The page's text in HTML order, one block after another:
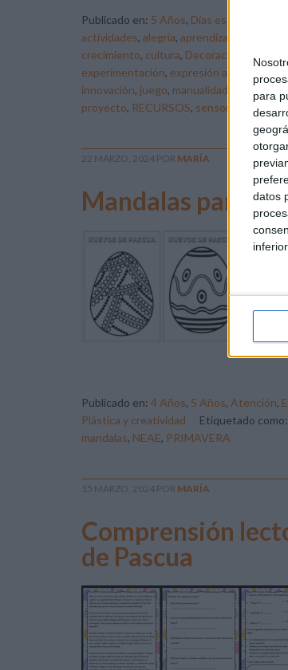
para
datos
Publicado en: 5 Años, Días especiales
actividades, alegría, aprendizaje
crecimiento, cultura, Decoración
experimentación, expresión artística
innovación, juego, manualidades memoria
proyecto, RECURSOS, sensorial
22 MARZO, 2024 POR MARÍA
Mandalas para
Publicado en: 4 Años, 5 Años, Atención,
Plástica y creatividad
Etiquetado como:
mandalas, NEAE, PRIMAVERA
15 MARZO, 2024 POR MARÍA
Comprensión
de Pascua